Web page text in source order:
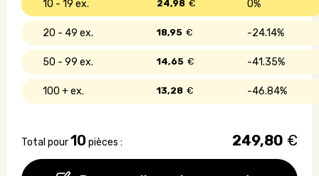
10 - 19 0%
24,98 €
20 - 49 24.14%
18,95 €
50 - 99 41.35%
14,65 €
100 + 46.84%
13,28 €
Total pour10 pièces : 249,80 €